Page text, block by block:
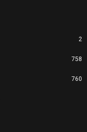
2
758
760